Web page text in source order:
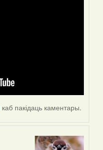
каб пакідаць каментары.